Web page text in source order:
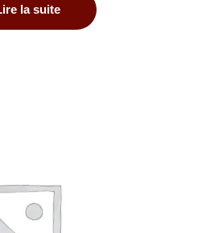
la suite